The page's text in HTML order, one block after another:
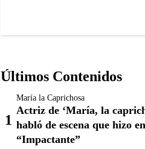
Últimos Contenidos
María la Caprichosa
Actriz de ‘María, la
habló de escena que hizo
“Impactante”